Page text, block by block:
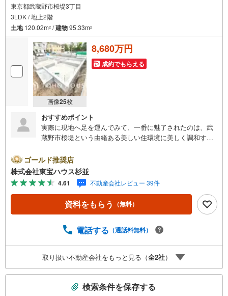
東京都武蔵野市桜堤3丁目
3LDK / 地上2階
土地120.02m2 /建物95.33m2
画像25枚
8,680万円
成約でもらえる
おすすめポイント
実際に現地へ足を運んでみて、一番に魅了されたのは、武
蔵野市桜堤という由緒ある美しい住環境に美しく調和す
ル感と開放感です。周囲は第一種低層住居専用地域を含む
穏やかな住宅街で、広い南側公道に面しているため、どの
棟も陽当りと通風に大変恵まれています。お住まいは、こ
れからの時代に相応しい先進の「みらいエコ住宅」仕様。
初期費用無料で利用できる太陽光発電パネルと蓄電池が全
棟に標準搭載されており、日々の光熱費を賢く抑えられる
ています。さらに15年後にはシステム一式が無償譲渡され
最大95％軽減する住友ゴムの制震ユニット「MIRAIE」を採
用し、大切な家族の明日をしっかりと守る高い安全性を実
現しています。省エネ等級を誇る、武蔵野の上質な新築一
ゴールド推奨店
株式会社東宝ハウス杉並
4.61 不動産会社レビュー 39件
資料をもらう （無料）
電話する （通話料無料）
取り扱い不動産会社をもっと見る（全2社）
検索条件を保存する